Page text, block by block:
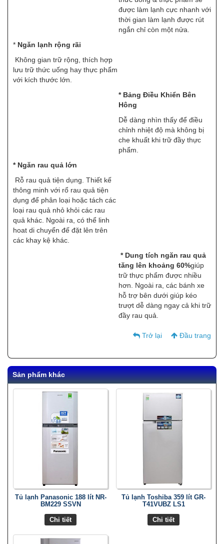
được làm lạnh cực nhanh với
thời gian làm lạnh được rút
ngắn chỉ còn một nửa.
* Ngăn lạnh rộng rãi
Không gian trữ rộng, thích hợp
lưu trữ thức uống hay thực phẩm
với kích thước lớn.
* Bảng Điều Khiển Bên
Hông
Dễ dàng nhìn thấy để điều
chỉnh nhiệt độ mà không bị
che khuất khi trữ đầy thực
phẩm.
* Ngăn rau quả lớn
Rỗ rau quả tiện dụng. Thiết kế
thông minh với rổ rau quả tiện
dụng để phân loại hoặc tách các
loại rau quả nhỏ khỏi các rau
quả khác. Ngoài ra, có thể linh
hoat di chuyển đế đặt lên trên
các khay kệ khác.
* Dung tích ngăn rau quả
tăng lên khoảng 60%giúp
trữ thực phẩm được nhiều
hơn. Ngoài ra, các bánh xe
hỗ trợ bên dưới giúp kéo
trượt dễ dàng ngay cả khi trữ
đầy rau quả.
Trở lại Đầu trang
Sản phẩm khác
Tủ lạnh Panasonic 188 lít NR-
BM229 SSVN
Chi tiết
Tủ lạnh Toshiba 359 lít GR-
T41VUBZ LS1
Chi tiết